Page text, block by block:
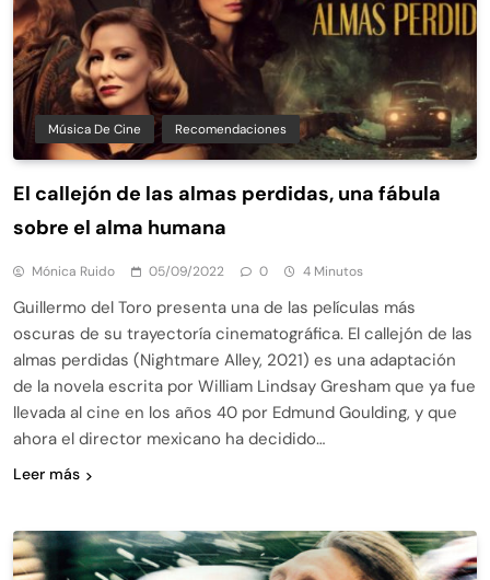
Música De Cine Recomendaciones
El callejón de las almas perdidas, una fábula
sobre el alma humana
Mónica Ruido 05/09/2022 0 4 Minutos
Guillermo del Toro presenta una de las películas más
oscuras de su trayectoría cinematográfica. El callejón de las
almas perdidas (Nightmare Alley, 2021) es una adaptación
de la novela escrita por William Lindsay Gresham que ya fue
llevada al cine en los años 40 por Edmund Goulding, y que
ahora el director mexicano ha decidido…
Leer más